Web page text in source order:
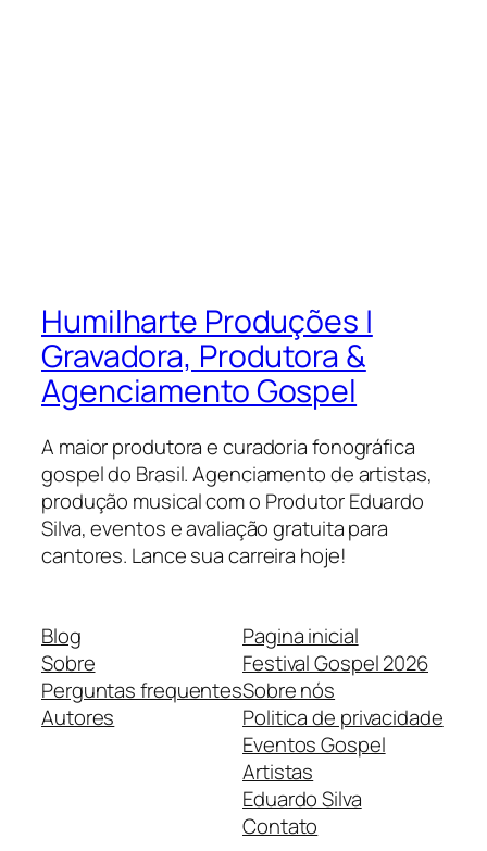
Humilharte Produções |
Gravadora, Produtora &
Agenciamento Gospel
A maior produtora e curadoria fonográfica
gospel do Brasil. Agenciamento de artistas,
produção musical com o Produtor Eduardo
Silva, eventos e avaliação gratuita para
cantores. Lance sua carreira hoje!
Blog
Sobre
Perguntas frequentes
Autores
Pagina inicial
Festival Gospel 2026
Sobre nós
Politica de privacidade
Eventos Gospel
Artistas
Eduardo Silva
Contato